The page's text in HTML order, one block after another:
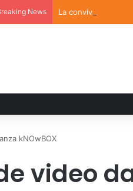
News La convivencia
kNOwBOX
video